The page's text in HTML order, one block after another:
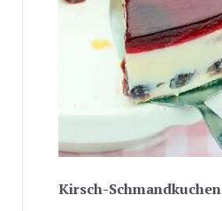
Kirsch-Schmandkuchen